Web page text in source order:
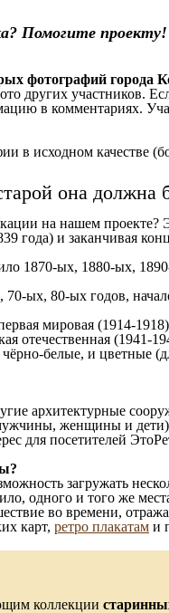
Помогите проекту!
фотографий города
других участников.
в комментариях.
в исходном качестве
она должна
на нашем
года) и заканчивая
1870-ых, 1880-ых,
ых, 80-ых годов,
мировая (1914-
отечественная (1941-
белые, и цветные
архитектурные
женщины и
для посетителей
загружать
одного и того же
во времени,
карт, ретро плакатам и
коллекции